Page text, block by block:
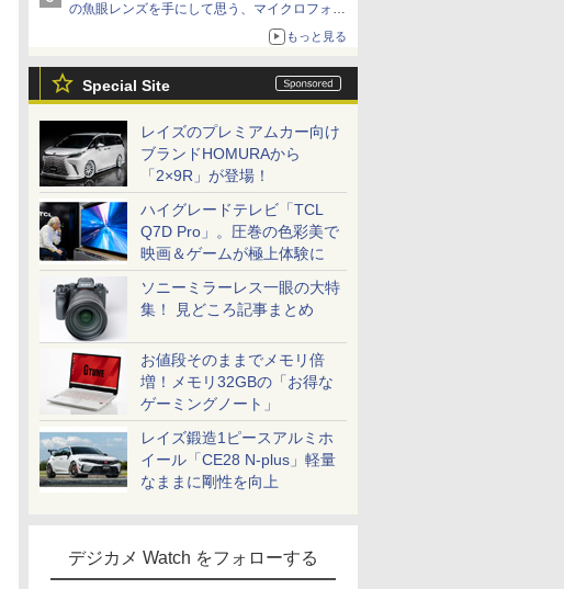
の魚眼レンズを手にして思う、マイクロフォー
もっと見る
Special Site
レイズのプレミアムカー向け
ブランドHOMURAから
「2×9R」が登場！
ハイグレードテレビ「TCL
Q7D Pro」。圧巻の色彩美で
映画＆ゲームが極上体験に
ソニーミラーレス一眼の大特
集！ 見どころ記事まとめ
お値段そのままでメモリ倍
増！メモリ32GBの「お得な
ゲーミングノート」
レイズ鍛造1ピースアルミホ
イール「CE28 N-plus」軽量
なままに剛性を向上
デジカメ Watch をフォローする